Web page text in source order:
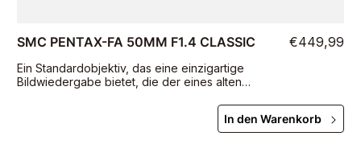
SMC PENTAX-FA 50MM F1.4 CLASSIC
Ein Standardobjektiv, das eine einzigartige
Bildwiedergabe bietet, die der eines alten
€449,99
In den Warenkorb